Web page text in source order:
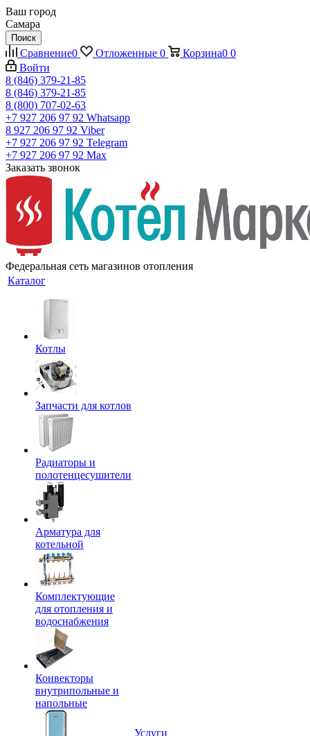
Ваш город
Самара
Поиск
Сравнение0 Отложенные 0 Корзина0 0
Войти
8 (846) 379-21-85
8 (846) 379-21-85
8 (800) 707-02-63
+7 927 206 97 92 Whatsapp
8 927 206 97 92 Viber
+7 927 206 97 92 Telegram
+7 927 206 97 92 Max
Заказать звонок
Федеральная сеть магазинов отопления
Каталог
Котлы
Запчасти для котлов
Радиаторы и
полотенцесушители
Арматура для
котельной
Комплектующие
для отопления и
водоснабжения
Конвекторы
внутрипольные и
напольные
Услуги